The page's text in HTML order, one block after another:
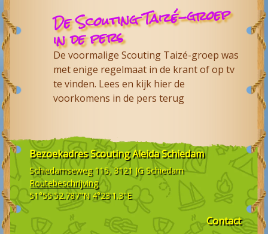
De Scouting Taizé-groep
in de pers
De voormalige Scouting Taizé-groep was
met enige regelmaat in de krant of op tv
te vinden. Lees en kijk hier de
voorkomens in de pers terug
BezoekadresScouting Aleida Schiedam
Schiedamseweg 115, 3121 JG Schiedam
Routebeschrijving
51°55'52.787"N 4°23'1.3"E
Contact